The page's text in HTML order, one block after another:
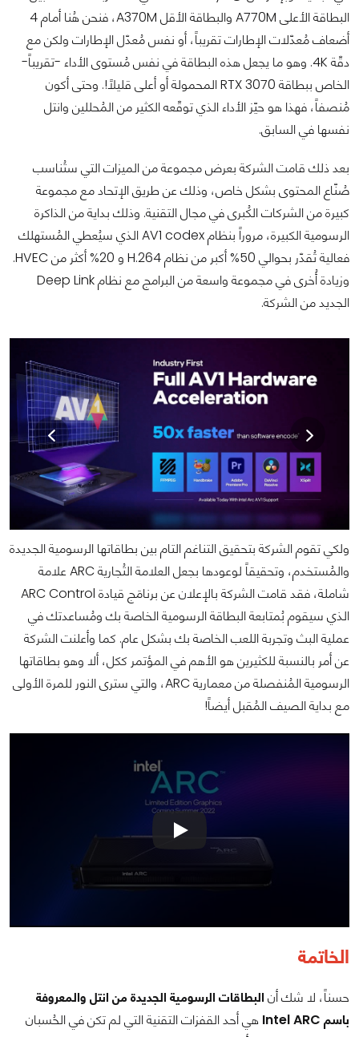
البطاقة الأعلى A770M والبطاقة الأقل A370M، فنحن هُنا أمام 4
أضعاف مُعدّلات الإطارات تقريباً، أو نفس مُعدّل الإطارات ولكن مع
دقّة 4K. وهو ما يجعل هذه البطاقة في نفس مُستوى الأداء -تقريباً-
الخاص ببطاقة RTX 3070 المحمولة أو أعلى قليلاً!. وحتى أكون
مُنصفاً، فهذا هو حيّز الأداء الذي توقّعه الكثير من المُحللين وانتل
نفسها في السابق.
بعد ذلك قامت الشركة بعرض مجموعة من الميزات التي ستُناسب
صُنّاع المحتوى بشكل خاص، وذلك عن طريق الإتحاد مع مجموعة
كبيرة من الشركات الكُبرى في مجال التقنية. وذلك بداية من الذاكرة
الرسومية الكبيرة، مروراً بنظام AV1 codex الذي سيُعطي المُستهلك
فعالية تُقدّر بحوالي 50% أكبر من نظام H.264 و 20% أكثر من HVEC.
وزيادة أُخرى في مجموعة واسعة من البرامج مع نظام Deep Link
الجديد من الشركة.
ولكي تقوم الشركة بتحقيق التناغم التام بين بطاقاتها الرسومية الجديدة
والمُستخدم، وتحقيقاً لوعودها بجعل العلامة التُجارية ARC علامة
شاملة، فقد قامت الشركة بالإعلان عن برنامَج قيادة ARC Control
الذي سيقوم بُمتابعة البطاقة الرسومية الخاصة بك ومُساعدتك في
عملية البث وتجربة اللعب الخاصة بك بشكل عام. كما وأعلنت الشركة
عن أمر بالنسبة للكثيرين هو الأهم في المؤتمر ككل، ألا وهو بطاقاتها
الرسومية المُنفصلة من معمارية ARC، والتي سترى النور للمرة الأولى
مع بداية الصيف المُقبل أيضاً!
الخاتمة
حسناً، لا شك أن البطاقات الرسومية الجديدة من انتل والمعروفة
باسم Intel ARC
هي أحد القفزات التقنية التي لم تكن في الحُسبان